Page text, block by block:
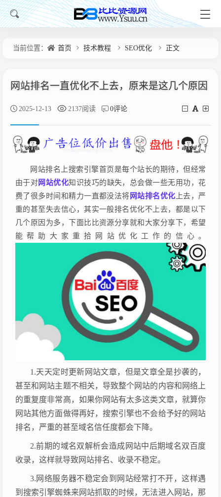
当前位置： 首页 技术教程 SEO优化 正文
网站排名一直优化不上去，原来是这几个原因
2025-12-13 2137阅读 0评论
网站排名上搜索引擎首页是每个站长的期待，但经常
由于对网站优化知识技巧的缺失，总会做一些无用功，花
费了很多时间和精力一直都没法将 网站排名优化 上去，严
重的甚至失去信心，其实一般排名优化不上去，都是以下
几个原因为多，下面比比资源分享就和大家分享下，希望
能帮助大家重拾网站优化工作的信心。
1.天天定时更新网站文章，但是文章全是抄袭的，
甚至和网站主题不相关，导致整个网站的内容和网络上
的重复度非常高，如果你网站有太多这类文章，就算你
网站其他方面做得再好，搜索引擎也不会给予好的网站
排名，严重的甚至域名信任度都会下降。
2.前期的域名双解析会造成网站中后期域名双百度
收录，这样就导致网站排名、收录不稳定。
3.网络服务器不稳定会到网站经常打不开，这样遇
到搜索引擎蜘蛛来网站抓取的时候，无法进入网站，那